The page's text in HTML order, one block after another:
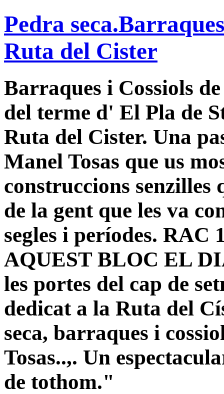
Pedra
Ruta del Cister
Barraques i Cossiols
del terme d' El Pla de
Ruta del Cister. Una
Manel Tosas que us
construccions senzilles
de la gent que les va
segles i períodes.
AQUEST BLOC EL
les portes del cap de
dedicat a la Ruta del
seca, barraques i
Tosas..,. Un
de tothom."